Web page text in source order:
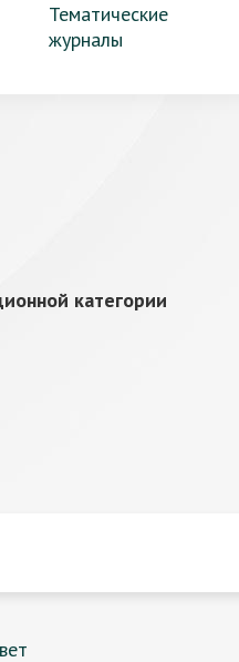
Тематические
журналы
категории